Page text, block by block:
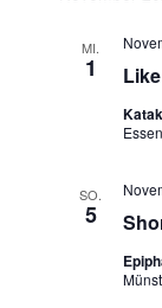
MI.
1
Essen
SO.
5